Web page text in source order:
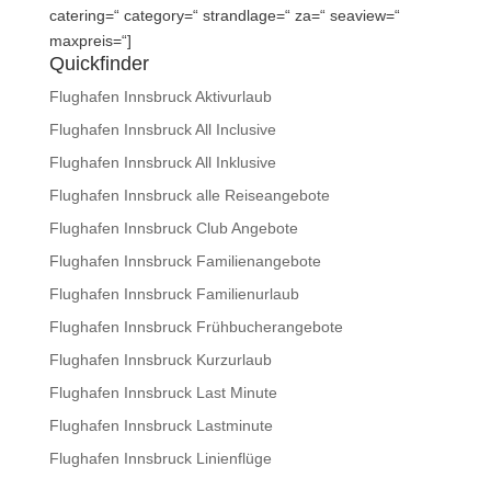
catering=“ category=“ strandlage=“ za=“ seaview=“
maxpreis=“]
Quickfinder
Flughafen Innsbruck Aktivurlaub
Flughafen Innsbruck All Inclusive
Flughafen Innsbruck All Inklusive
Flughafen Innsbruck alle Reiseangebote
Flughafen Innsbruck Club Angebote
Flughafen Innsbruck Familienangebote
Flughafen Innsbruck Familienurlaub
Flughafen Innsbruck Frühbucherangebote
Flughafen Innsbruck Kurzurlaub
Flughafen Innsbruck Last Minute
Flughafen Innsbruck Lastminute
Flughafen Innsbruck Linienflüge